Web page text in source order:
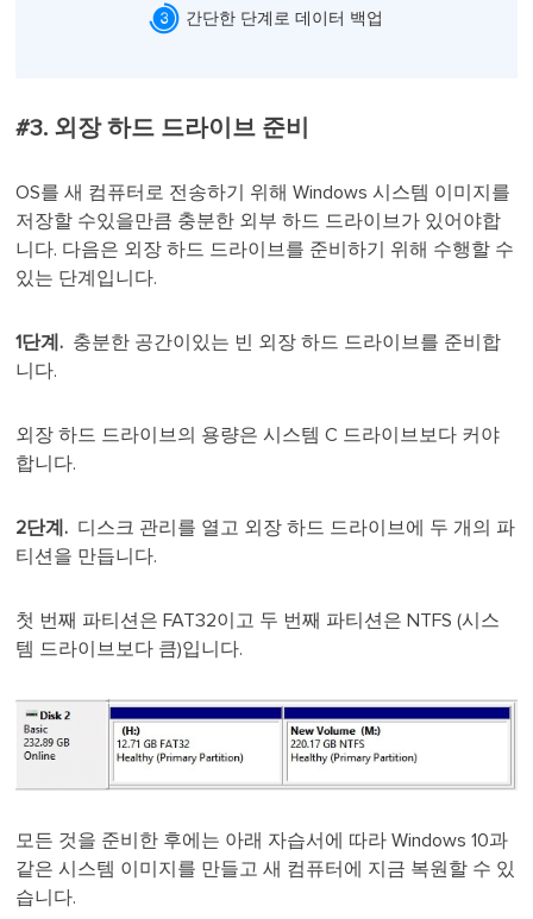
 간단한 단계로 데이터 백업
#3. 외장 하드 드라이브 준비
OS를 새 컴퓨터로 전송하기 위해 Windows 시스템 이미지를
저장할 수있을만큼 충분한 외부 하드 드라이브가 있어야합
니다. 다음은 외장 하드 드라이브를 준비하기 위해 수행할 수
있는 단계입니다.
1단계. 충분한 공간이있는 빈 외장 하드 드라이브를 준비합
니다.
외장 하드 드라이브의 용량은 시스템 C 드라이브보다 커야
합니다.
2단계. 디스크 관리를 열고 외장 하드 드라이브에 두 개의 파
티션을 만듭니다.
첫 번째 파티션은 FAT32이고 두 번째 파티션은 NTFS (시스
템 드라이브보다 큼)입니다.
모든 것을 준비한 후에는 아래 자습서에 따라 Windows 10과
같은 시스템 이미지를 만들고 새 컴퓨터에 지금 복원할 수 있
습니다.